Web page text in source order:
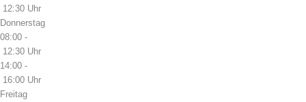
12:30 Uhr
Donnerstag
08:00 -
12:30 Uhr
14:00 -
16:00 Uhr
Freitag